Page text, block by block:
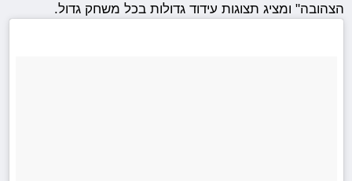
הצהובה" ומציג תצוגות עידוד גדולות בכל משחק גדול.